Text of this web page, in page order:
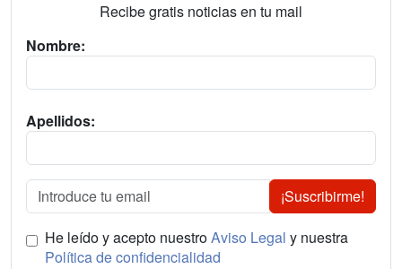
Recibe gratis noticias en tu mail
Nombre:
Apellidos:
¡Suscribirme!
He leído y acepto nuestroAviso Legal y nuestra
Política de confidencialidad